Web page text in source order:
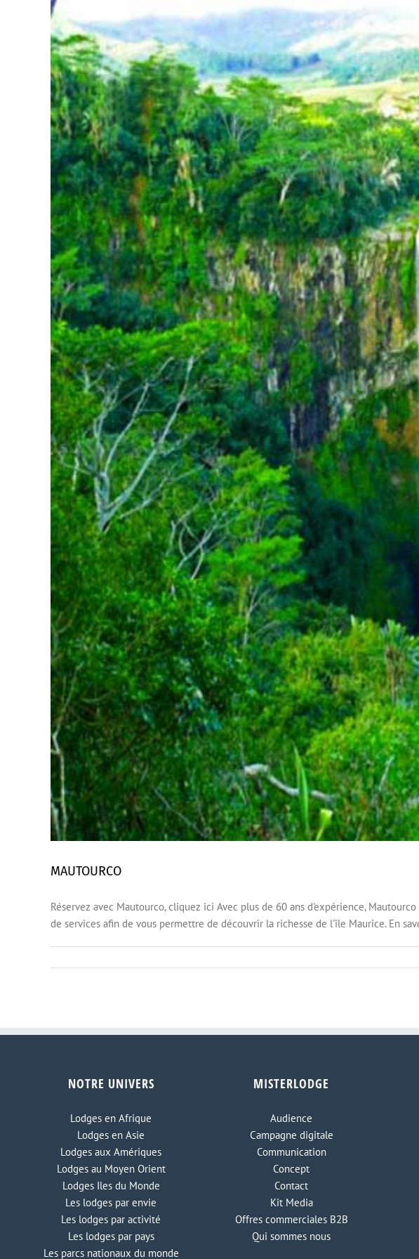
MAUTOURCO
Réservez avec Mautourco, cliquez ici Avec plus de 60 ans d'expérience,
de services afin de vous permettre de découvrir la richesse de l'île Maurice. En
NOTRE UNIVERS
Lodges en Afrique
Lodges en Asie
Lodges aux Amériques
Lodges au Moyen Orient
Lodges Iles du Monde
Les lodges par envie
Les lodges par activité
Les lodges par pays
Les parcs nationaux du monde
MISTERLODGE
Audience
Campagne digitale
Communication
Concept
Contact
Kit Media
Offres commerciales B2B
Qui sommes nous